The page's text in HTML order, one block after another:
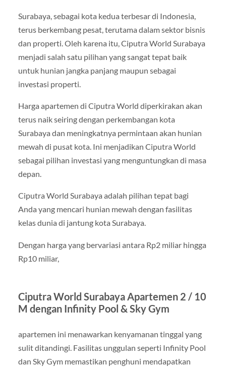
Surabaya, sebagai kota kedua terbesar di Indonesia,
terus berkembang pesat, terutama dalam sektor bisnis
dan properti. Oleh karena itu, Ciputra World Surabaya
menjadi salah satu pilihan yang sangat tepat baik
untuk hunian jangka panjang maupun sebagai
investasi properti.
Harga apartemen di Ciputra World diperkirakan akan
terus naik seiring dengan perkembangan kota
Surabaya dan meningkatnya permintaan akan hunian
mewah di pusat kota. Ini menjadikan Ciputra World
sebagai pilihan investasi yang menguntungkan di masa
depan.
Ciputra World Surabaya adalah pilihan tepat bagi
Anda yang mencari hunian mewah dengan fasilitas
kelas dunia di jantung kota Surabaya.
Dengan harga yang bervariasi antara Rp2 miliar hingga
Rp10 miliar,
Ciputra World Surabaya Apartemen 2 / 10
M dengan Infinity Pool & Sky Gym
apartemen ini menawarkan kenyamanan tinggal yang
sulit ditandingi. Fasilitas unggulan seperti Infinity Pool
dan Sky Gym memastikan penghuni mendapatkan